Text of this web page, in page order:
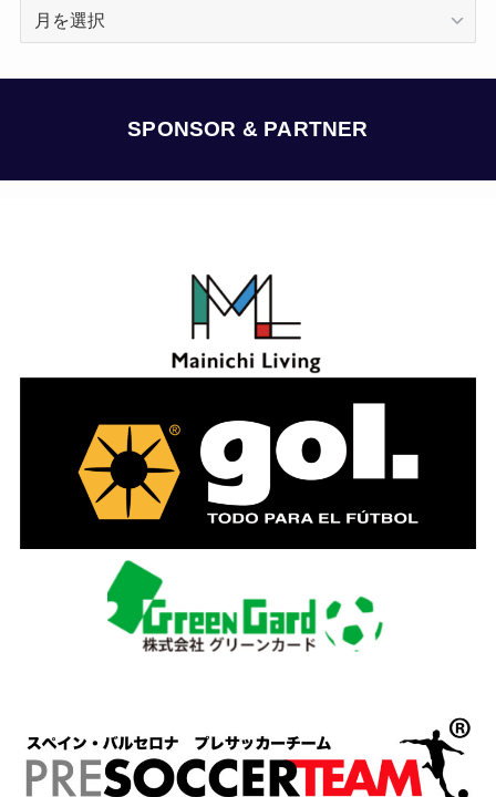
SPONSOR & PARTNER